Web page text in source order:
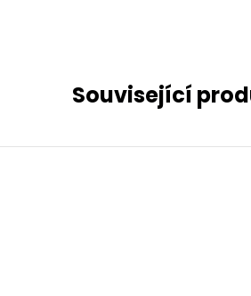
Související